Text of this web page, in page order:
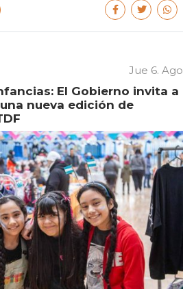
Jue 6. Ago
El Gobierno invita a
nueva edición de